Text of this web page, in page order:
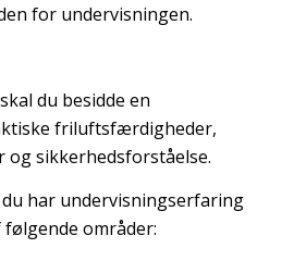
for undervisningen.
du besidde en
friluftsfærdigheder,
og sikkerhedsforståelse.
har undervisningserfaring
områder: